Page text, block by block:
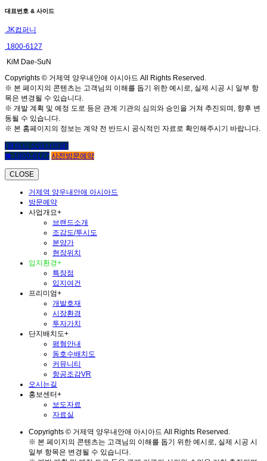
대표번호 & 사이드
JK컴퍼니
1800-6127
KiM Dae-SuN
Copyrights © 거제역 양우내안애 아시아드 All Rights Reserved.
※ 본 페이지의 콘텐츠는 고객님의 이해를 돕기 위한 예시로, 실제 시공 시 일부 항
목은 변경될 수 있습니다.
※ 개발 계획 및 예정 도로 등은 관계 기관의 심의와 승인을 거쳐 추진되며, 향후 변
동될 수 있습니다.
※ 본 홈페이지의 정보는 계약 전 반드시 공식적인 자료로 확인해주시기 바랍니다.
(클릭시 상담사연결)
☎ 1800-6127 사전방문예약
CLOSE
거제역 양우내안애 아시아드
방문예약
사업개요+
브랜드소개
조감도/투시도
분양가
현장위치
입지환경+
특장점
입지여건
프리미엄+
개발호재
시장환경
투자가치
단지배치도+
평형안내
동호수배치도
커뮤니티
항공조감VR
오시는길
홍보센터+
보도자료
자료실
Copyrights © 거제역 양우내안애 아시아드 All Rights Reserved.
※ 본 페이지의 콘텐츠는 고객님의 이해를 돕기 위한 예시로, 실제 시공 시
일부 항목은 변경될 수 있습니다.